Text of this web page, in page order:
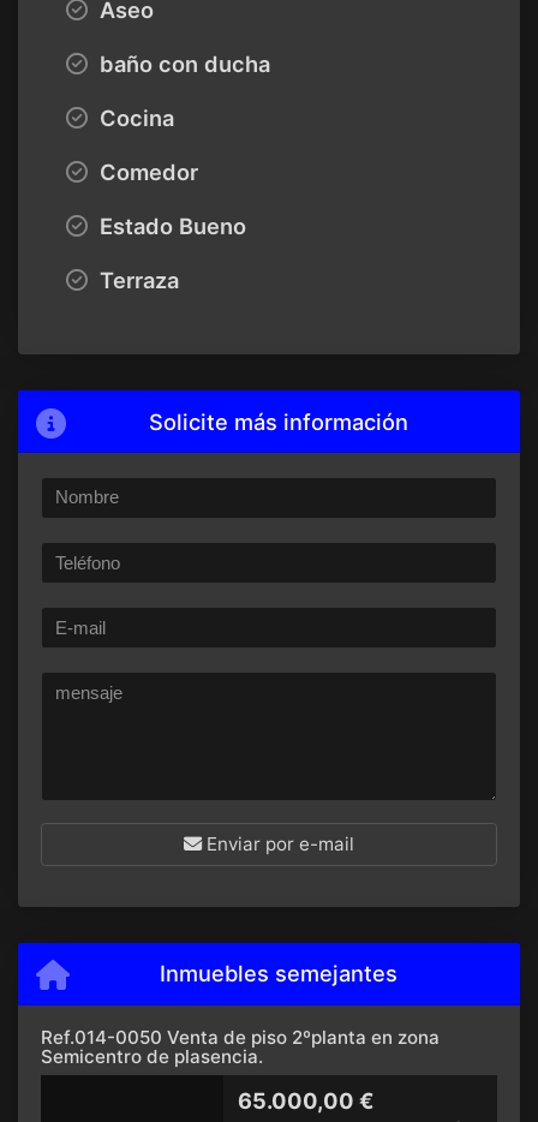
Aseo
baño con ducha
Cocina
Comedor
Estado Bueno
Terraza
Solicite más información
Enviar por e-mail
Inmuebles semejantes
Ref.014-0050 Venta de piso 2ºplanta en zona
Semicentro de plasencia.
65.000,00 €